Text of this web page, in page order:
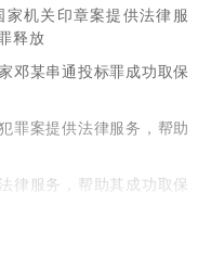
机关印章案提供法律服
释放
邓某串通投标罪成功取保
罪案提供法律服务，帮助
律服务，帮助其成功取保
法律服务，帮助其成功取